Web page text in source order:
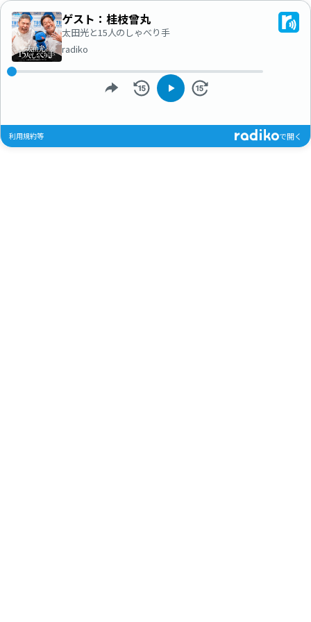
ゲスト：桂枝曾丸
太田光と15人のしゃべり手
radiko
利用規約等 で開く